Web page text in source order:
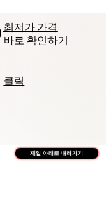
최저가 가격
바로 확인하기
클릭
제일 아래로 내려가기